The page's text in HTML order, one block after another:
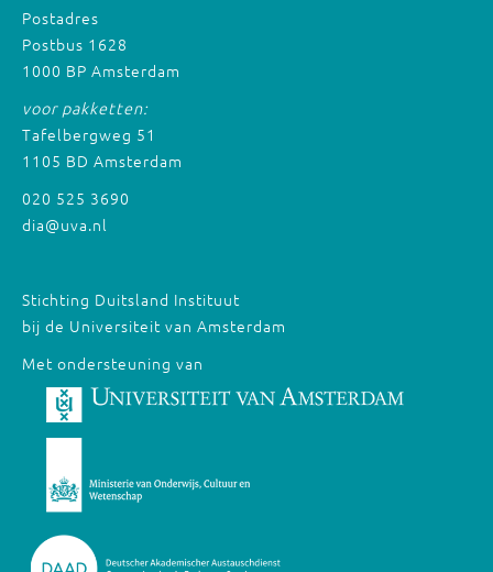
Postadres
Postbus 1628
1000 BP Amsterdam
voor pakketten:
Tafelbergweg 51
1105 BD Amsterdam
020 525 3690
dia@uva.nl
Stichting Duitsland Instituut
bij de Universiteit van Amsterdam
Met ondersteuning van